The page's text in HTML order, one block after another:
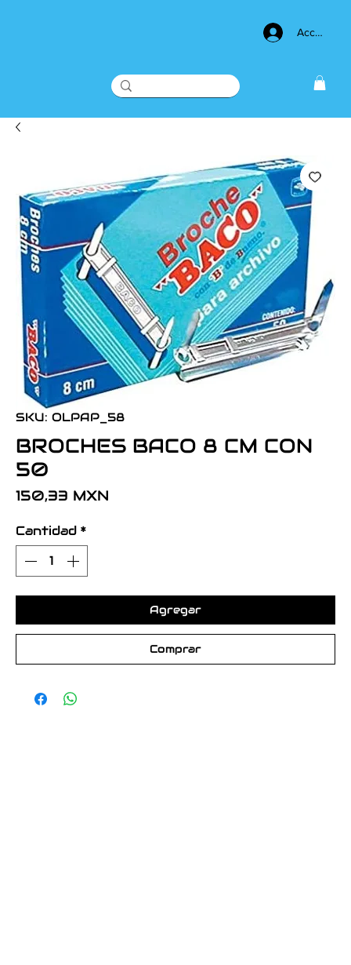
Acceso
SKU: OLPAP_58
BROCHES BACO 8 CM CON
50
150,33 MXN
Cantidad *
Agregar
Comprar